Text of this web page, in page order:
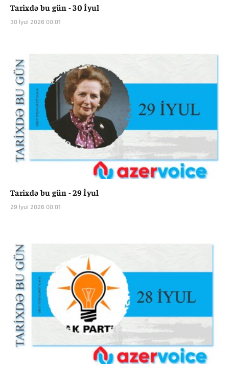
Tarixdə bu gün - 30 İyul
30 İyul 2026 00:01
Tarixdə bu gün - 29 İyul
29 İyul 2026 00:01